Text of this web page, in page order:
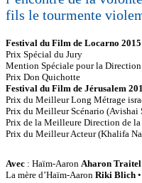
fils le tourmente
Festival du Film de Locarno 2015
Prix Spécial du Jury
Mention Spéciale pour la
Prix Don Quichotte
Festival du Film de Jérusalem
Prix du Meilleur Long Métrage
Prix du Meilleur Scénario (Avishai
Prix de la Meilleure Direction de
Prix du Meilleur Acteur (Khalifa
Avec : Haïm-Aaron Aharon Traitel
La mère dʼHaïm-Aaron Riki Blich